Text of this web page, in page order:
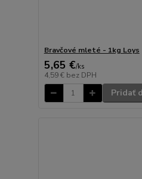
Bravčové mleté - 1kg Loys
5,65 €/ks
4,59 € bez DPH
Pridať